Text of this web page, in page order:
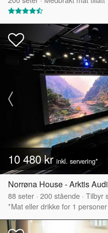
10 480 kr inkl. servering*
Norrøna House - Arktis
88seter · 200stående · Tilbyr
*Mat eller drikke for 1